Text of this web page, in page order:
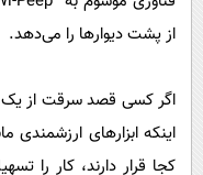
از پشت دیوارها را می‌دهد.
اگر کسی قصد سرقت از یک
اینکه ابزارهای
کجا قرار دارند، کار را